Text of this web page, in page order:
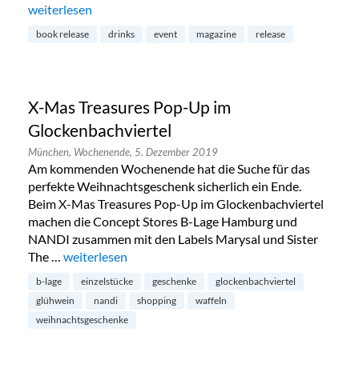
„This Orient Magazin Release in Ludwigsvorstadt-
weiterlesen
book release drinks event magazine release
X-Mas Treasures Pop-Up im
Glockenbachviertel
München, Wochenende, 5. Dezember 2019
Am kommenden Wochenende hat die Suche für das
perfekte Weihnachtsgeschenk sicherlich ein Ende.
Beim X-Mas Treasures Pop-Up im Glockenbachviertel
machen die Concept Stores B-Lage Hamburg und
NANDI zusammen mit den Labels Marysal und Sister
The … „X-Mas Treasures Pop-Up im Glockenbachviertel“
weiterlesen
b-lage einzelstücke geschenke
glockenbachviertel
glühwein
nandi shopping
waffeln
weihnachtsgeschenke